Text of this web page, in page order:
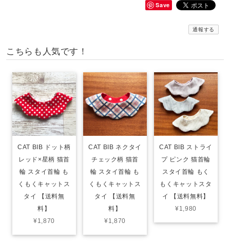
Save
通報する
こちらも人気です！
CAT BIB ドット柄
レッド×星柄 猫首
輪 スタイ首輪 も
くもくキャットス
タイ 【送料無
料】
¥1,870
CAT BIB ネクタイ
チェック柄 猫首
輪 スタイ首輪 も
くもくキャットス
タイ 【送料無
料】
¥1,870
CAT BIB ストライ
プ ピンク 猫首輪
スタイ首輪 もく
もくキャットスタ
イ 【送料無料】
¥1,980